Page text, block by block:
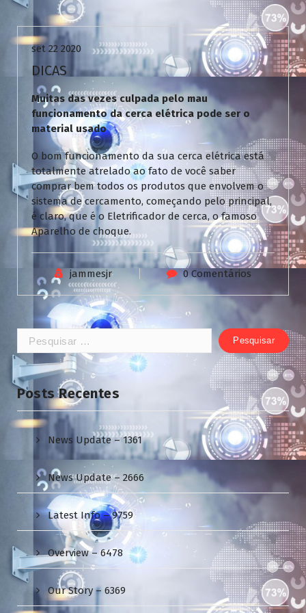
Uncategorized
set 22 2020
DICAS
Muitas das vezes culpada pelo mau
funcionamento da cerca elétrica pode ser o
material usado
O bom funcionamento da sua cerca elétrica está
totalmente atrelado ao fato de você saber
comprar bem todos os produtos que envolvem o
sistema de cercamento, começando pelo principal,
é claro, que é o Eletrificador de cerca, o famoso
Aparelho de choque.
jammesjr 0 Comentários
Pesquisar
por:
Posts Recentes
News Update – 1361
News Update – 2666
Latest Info – 9759
Overview – 6478
Our Story – 6369